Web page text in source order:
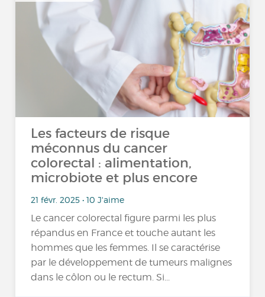
Les facteurs de risque
méconnus du cancer
colorectal : alimentation,
microbiote et plus encore
21 févr. 2025 • 10 J'aime
Le cancer colorectal figure parmi les plus
répandus en France et touche autant les
hommes que les femmes. Il se caractérise
par le développement de tumeurs malignes
dans le côlon ou le rectum. Si...